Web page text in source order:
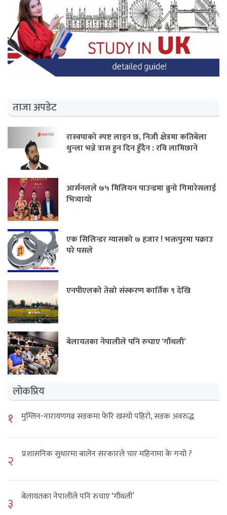
ताजा अपडेट
रास्वपाको स्पष्ट लाइन छ, निजी क्षेत्रमा कतिबेला
थुन्ला भन्ने त्रास हुन दिन हुँदैन : रवि लामिछाने
आर्सनलले ७५ मिलियन पाउन्डमा ब्रुनो गिमारेसलाई
भित्र्यायो
एक सिलिन्डर ग्यासको ७ हजार ! भक्तपुरमा पक्राउ
परे पसले
एनपीएलको तेस्रो संस्करण कार्तिक ९ देखि
बेलायतका नेपालीले पनि रुचाए ‘गौंथली’
लोकप्रिय
१ मुग्लिन-नारायणगढ सडकमा फेरि खस्यो पहिरो, सडक अवरुद्ध
२ प्रशासनिक सुधारमा बालेन सरकारले चार महिनामा के गर्‍यो ?
३ बेलायतका नेपालीले पनि रुचाए ‘गौंथली’